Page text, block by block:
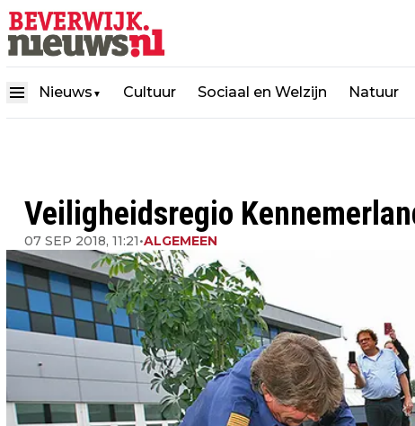
Nieuws ▼ Cultuur Sociaal en Welzijn Natuur
Veiligheidsregio
07 SEP 2018, 11:21•ALGEMEEN